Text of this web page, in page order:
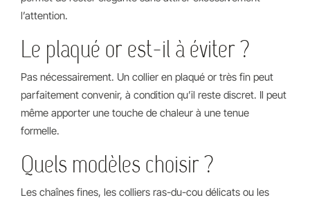
l’attention.
Le plaqué or est-il à éviter ?
Pas nécessairement. Un collier en plaqué or très fin peut
parfaitement convenir, à condition qu’il reste discret. Il peut
même apporter une touche de chaleur à une tenue
formelle.
Quels modèles choisir ?
Les chaînes fines, les colliers ras-du-cou délicats ou les